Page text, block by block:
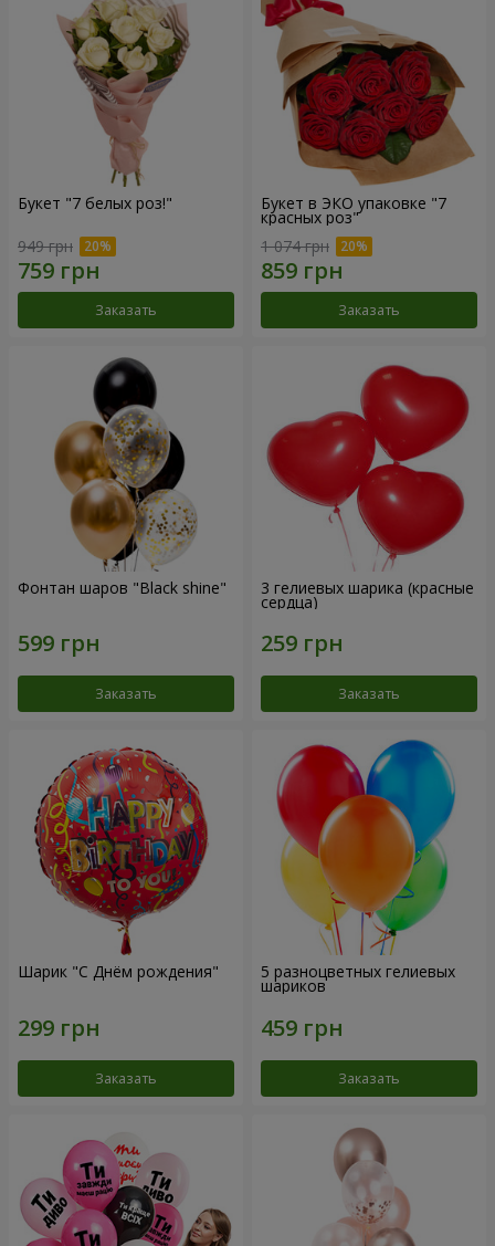
Букет "7 белых роз!"
949 грн
Заказать
Букет в ЭКО упаковке "7
красных роз"
1 074 грн
Заказать
Фонтан шаров "Black shine"
Заказать
3 гелиевых шарика (красные
сердца)
Заказать
Шарик "С Днём рождения"
Заказать
5 разноцветных гелиевых
шариков
Заказать